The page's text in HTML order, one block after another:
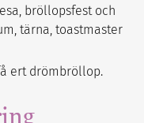
bröllopsfest och
tärna, toastmaster
ert drömbröllop.